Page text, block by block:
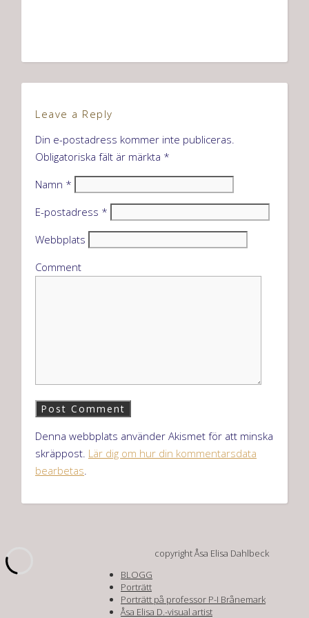
Leave a Reply
Din e-postadress kommer inte publiceras.
Obligatoriska fält är märkta *
Namn *
E-postadress *
Webbplats
Comment
Denna webbplats använder Akismet för att minska
skräppost. Lär dig om hur din kommentarsdata
bearbetas
copyright Åsa Elisa Dahlbeck
BLOGG
Porträtt
Porträtt på professor P-I Brånemark
Åsa Elisa D.-visual artist